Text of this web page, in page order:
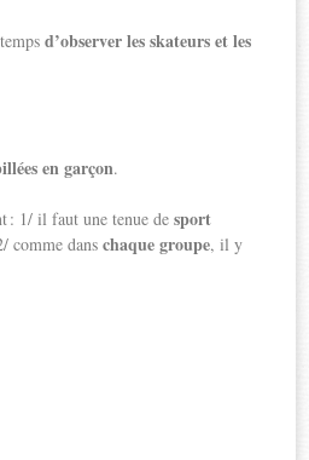
d’observer les skateurs et les
en garçon.
: 1/ il faut une tenue desport
comme danschaque groupe, il y